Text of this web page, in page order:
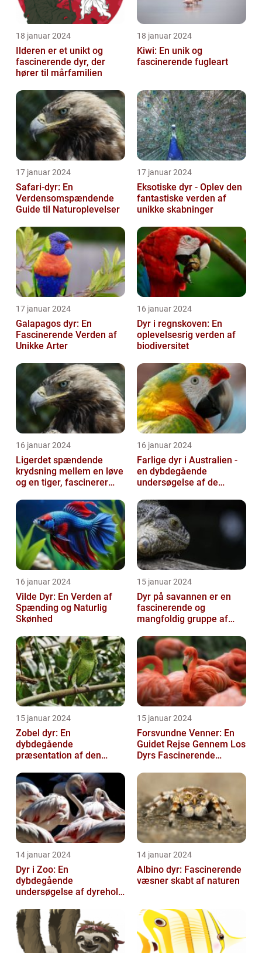
18 januar 2024
Ilderen er et unikt og
fascinerende dyr, der
hører til mårfamilien
18 januar 2024
Kiwi: En unik og
fascinerende fugleart
17 januar 2024
Safari-dyr: En
Verdensomspændende
Guide til Naturoplevelser
17 januar 2024
Eksotiske dyr - Oplev den
fantastiske verden af
unikke skabninger
17 januar 2024
Galapagos dyr: En
Fascinerende Verden af
Unikke Arter
16 januar 2024
Dyr i regnskoven: En
oplevelsesrig verden af
biodiversitet
16 januar 2024
Ligerdet spændende
krydsning mellem en løve
og en tiger, fascinerer
verden
16 januar 2024
Farlige dyr i Australien -
en dybdegående
undersøgelse af de
16 januar 2024
Vilde Dyr: En Verden af
Spænding og Naturlig
Skønhed
15 januar 2024
Dyr på savannen er en
fascinerende og
mangfoldig gruppe af
sig det hårde o...
15 januar 2024
Zobel dyr: En
dybdegående
præsentation af den
15 januar 2024
Forsvundne Venner: En
Guidet Rejse Gennem Los
Dyrs Fascinerende
14 januar 2024
Dyr i Zoo: En
dybdegående
undersøgelse af dyrehold
14 januar 2024
Albino dyr: Fascinerende
væsner skabt af naturen